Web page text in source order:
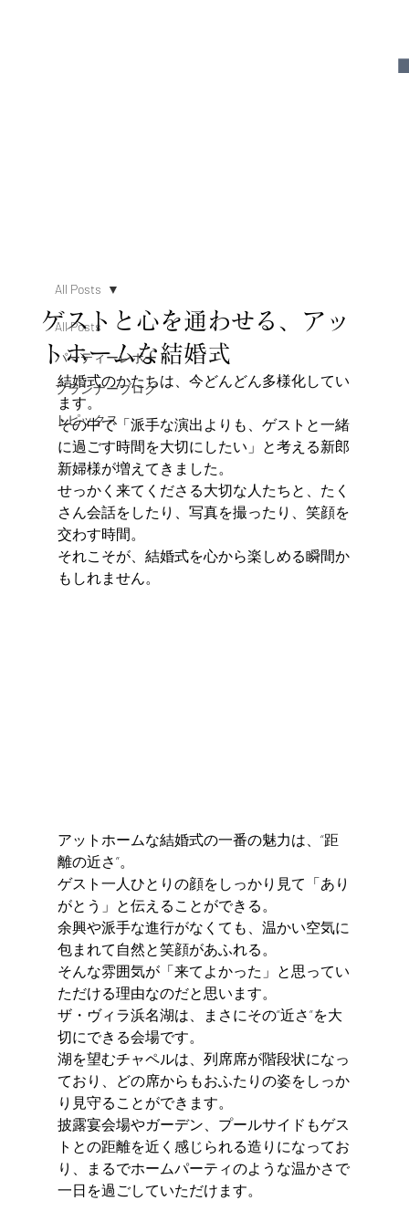
All Posts
パーティーレポート
プランナーブログ
トピックス
All Posts
ゲストと心を通わせる、アッ
トホームな結婚式
結婚式のかたちは、今どんどん多様化してい
ます。
その中で「派手な演出よりも、ゲストと一緒
に過ごす時間を大切にしたい」と考える新郎
新婦様が増えてきました。
せっかく来てくださる大切な人たちと、たく
さん会話をしたり、写真を撮ったり、笑顔を
交わす時間。
それこそが、結婚式を心から楽しめる瞬間か
もしれません。
アットホームな結婚式の一番の魅力は、“距
離の近さ”。
ゲスト一人ひとりの顔をしっかり見て「あり
がとう」と伝えることができる。
余興や派手な進行がなくても、温かい空気に
包まれて自然と笑顔があふれる。
そんな雰囲気が「来てよかった」と思ってい
ただける理由なのだと思います。
ザ・ヴィラ浜名湖は、まさにその“近さ”を大
切にできる会場です。
湖を望むチャペルは、列席席が階段状になっ
ており、どの席からもおふたりの姿をしっか
り見守ることができます。
披露宴会場やガーデン、プールサイドもゲス
トとの距離を近く感じられる造りになってお
り、まるでホームパーティのような温かさで
一日を過ごしていただけます。